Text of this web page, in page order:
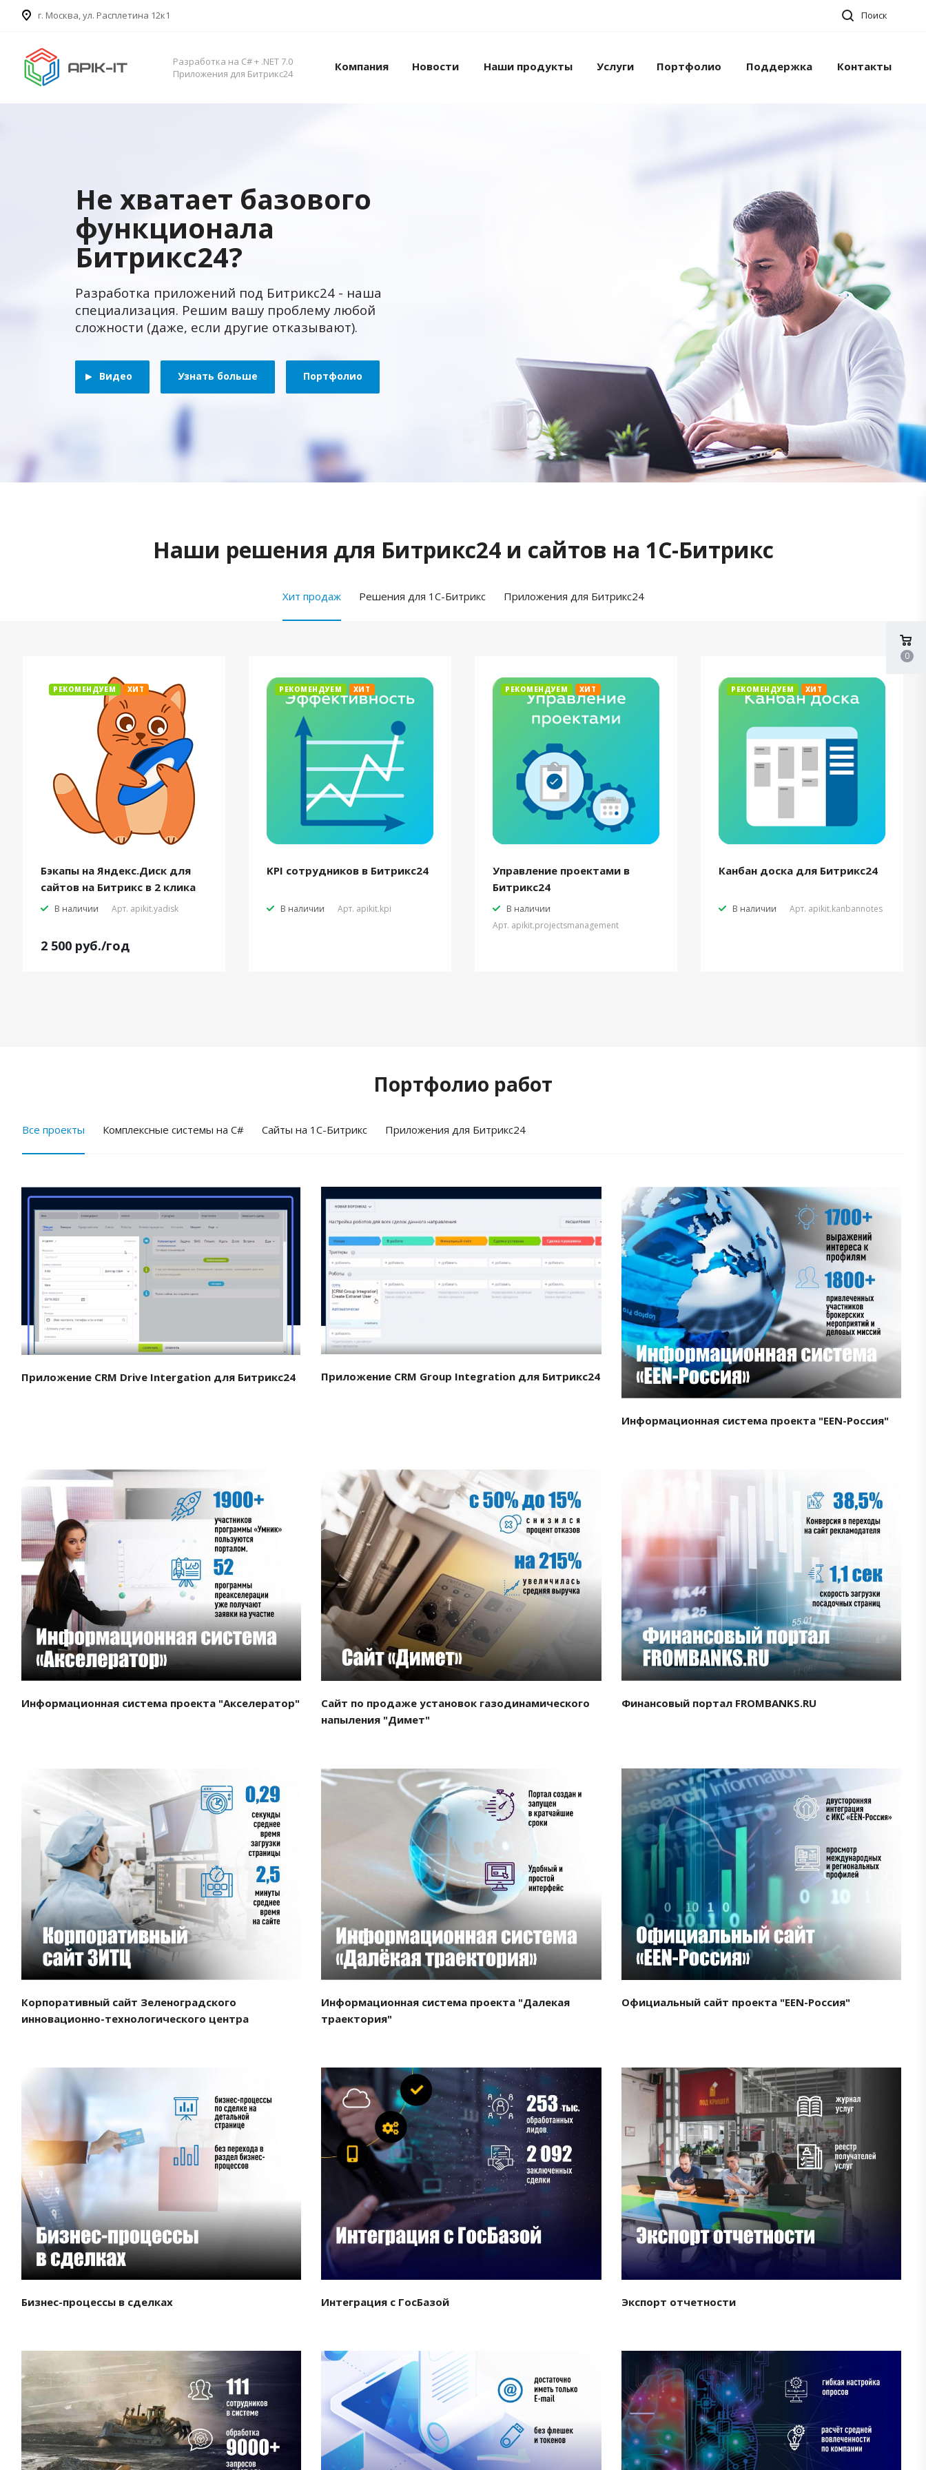
​г. Москва, ул. Расплетина 12к1 Поиск
Разработка на C# + .NET 7.0
Приложения для Битрикс24
Компания Новости Наши продукты Услуги Портфолио Поддержка Контакты
Не хватает базового
функционала
Битрикс24?
Разработка приложений под Битрикс24 - наша
специализация. Решим вашу проблему любой
сложности (даже, если другие отказывают).
Видео Узнать больше Портфолио
Наши решения для Битрикс24 и сайтов на 1С-Битрикс
Хит продаж Решения для 1С-Битрикс Приложения для Битрикс24
РЕКОМЕНДУЕМ ХИТ
Бэкапы на Яндекс.Диск для
сайтов на Битрикс в 2 клика
В наличии Арт. apikit.yadisk
2 500 руб./год
РЕКОМЕНДУЕМ ХИТ
KPI сотрудников в Битрикс24
В наличии Арт. apikit.kpi
РЕКОМЕНДУЕМ ХИТ
Управление проектами в
Битрикс24
В наличии
Арт. apikit.projectsmanagement
РЕКОМЕНДУЕМ ХИТ
Канбан доска для Битрикс24
В наличии Арт. apikit.kanbannotes
Портфолио работ
Все проекты Комплексные системы на C# Cайты на 1С-Битрикс Приложения для Битрикс24
Смотреть проект
Приложение CRM Drive Intergation для Битрикс24 Приложение CRM Group Integration для Битрикс24
Смотреть проект
Информационная система проекта "EEN-Россия"
Смотреть проект
Информационная система проекта "Акселератор"
Смотреть проект
Сайт по продаже установок газодинамического
напыления "Димет"
Смотреть проект
Финансовый портал FROMBANKS.RU
Смотреть проект
Корпоративный сайт Зеленоградского
инновационно-технологического центра
Смотреть проект
Информационная система проекта "Далекая
траектория"
Смотреть проект
Официальный сайт проекта "EEN-Россия"
Бизнес-процессы в сделках
Смотреть проект
Интеграция с ГосБазой
Смотреть проект
Экспорт отчетности
Смотреть проект Смотреть проект Смотреть проект
0